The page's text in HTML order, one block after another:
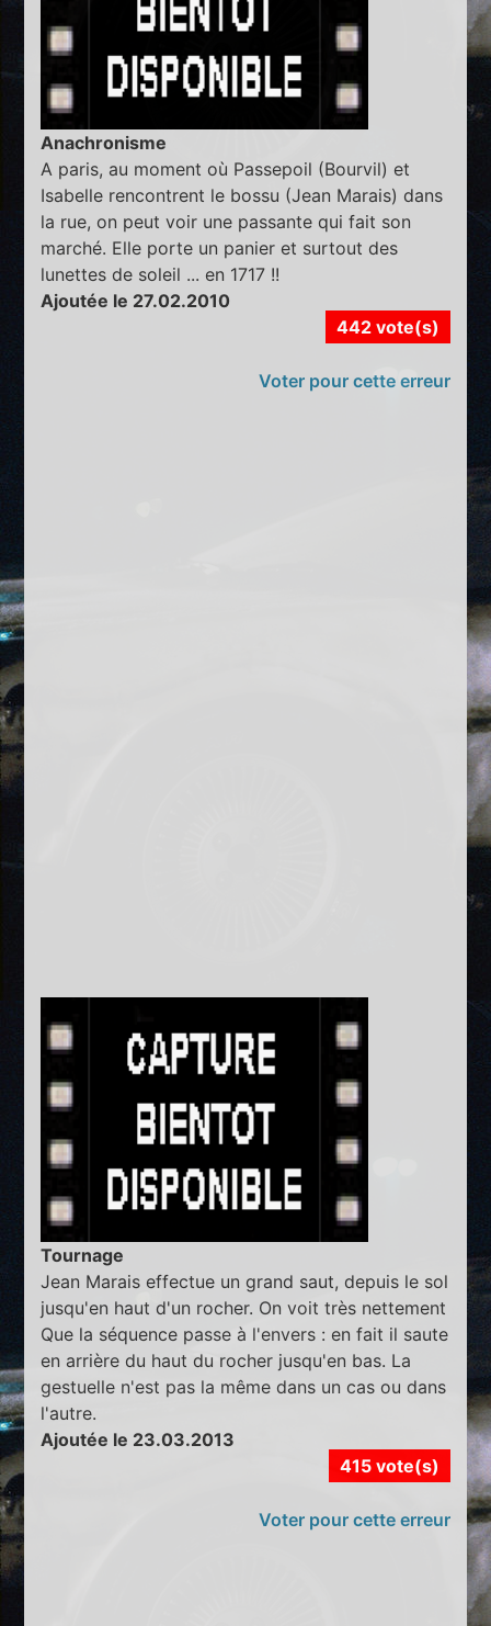
Anachronisme
A paris, au moment où Passepoil (Bourvil) et
Isabelle rencontrent le bossu (Jean Marais) dans
la rue, on peut voir une passante qui fait son
marché. Elle porte un panier et surtout des
lunettes de soleil ... en 1717 !!
Ajoutée le 27.02.2010
442 vote(s)
Voter pour cette erreur
Tournage
Jean Marais effectue un grand saut, depuis le sol
jusqu'en haut d'un rocher. On voit très nettement
Que la séquence passe à l'envers : en fait il saute
en arrière du haut du rocher jusqu'en bas. La
gestuelle n'est pas la même dans un cas ou dans
l'autre.
Ajoutée le 23.03.2013
415 vote(s)
Voter pour cette erreur